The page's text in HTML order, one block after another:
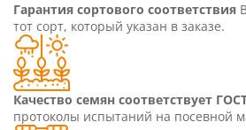
Гарантия сортового соответствия
тот сорт, который указан в заказе.
Качество семян соответствует
протоколы испытаний на посевной